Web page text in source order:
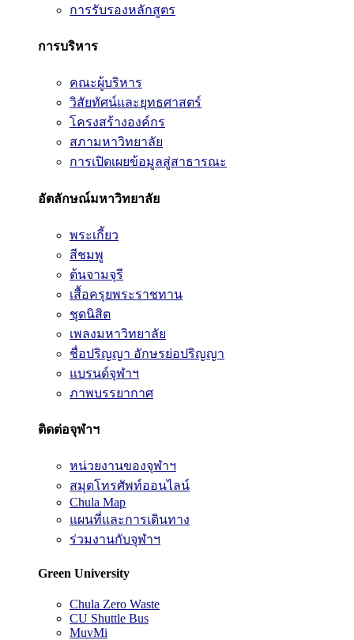
การรับรองหลักสูตร
การบริหาร
คณะผู้บริหาร
วิสัยทัศน์และยุทธศาสตร์
โครงสร้างองค์กร
สภามหาวิทยาลัย
การเปิดเผยข้อมูลสู่สาธารณะ
อัตลักษณ์มหาวิทยาลัย
พระเกี้ยว
สีชมพู
ต้นจามจุรี
เสื้อครุยพระราชทาน
ชุดนิสิต
เพลงมหาวิทยาลัย
ชื่อปริญญา อักษรย่อปริญญา
แบรนด์จุฬาฯ
ภาพบรรยากาศ
ติดต่อจุฬาฯ
หน่วยงานของจุฬาฯ
สมุดโทรศัพท์ออนไลน์
Chula Map
แผนที่และการเดินทาง
ร่วมงานกับจุฬาฯ
Green University
Chula Zero Waste
CU Shuttle Bus
MuvMi